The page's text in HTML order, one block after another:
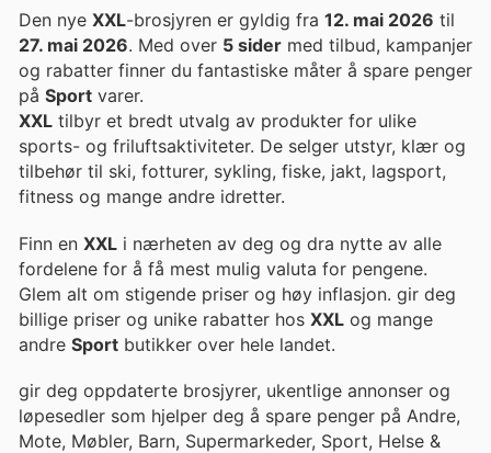
Den nye XXL-brosjyren er gyldig fra 12. mai 2026 til
27. mai 2026. Med over 5 sider med tilbud, kampanjer
og rabatter finner du fantastiske måter å spare penger
på Sport varer.
XXL tilbyr et bredt utvalg av produkter for ulike
sports- og friluftsaktiviteter. De selger utstyr, klær og
tilbehør til ski, fotturer, sykling, fiske, jakt, lagsport,
fitness og mange andre idretter.
Finn en XXL i nærheten av deg og dra nytte av alle
fordelene for å få mest mulig valuta for pengene.
Glem alt om stigende priser og høy inflasjon. gir deg
billige priser og unike rabatter hos XXL og mange
andre Sport butikker over hele landet.
gir deg oppdaterte brosjyrer, ukentlige annonser og
løpesedler som hjelper deg å spare penger på Andre,
Mote, Møbler, Barn, Supermarkeder, Sport, Helse &